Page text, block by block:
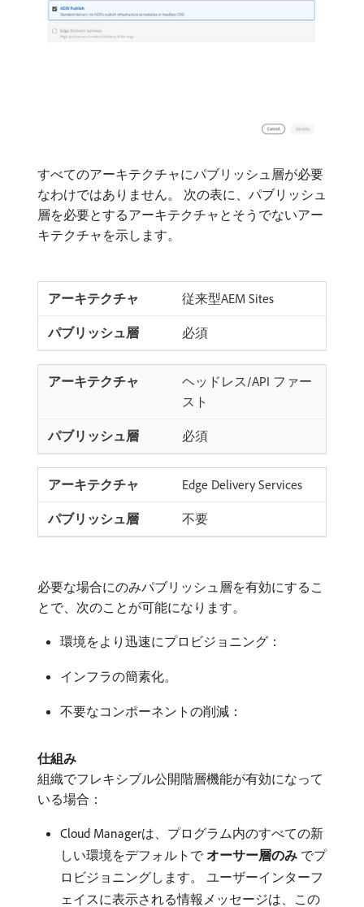
すべてのアーキテクチャにパブリッシュ層が必要
なわけではありません。 次の表に、パブリッシュ
層を必要とするアーキテクチャとそうでないアー
キテクチャを示します。
従来型AEM Sites
必須
ヘッドレス/API ファー
スト
必須
Edge Delivery Services
不要
必要な場合にのみパブリッシュ層を有効にするこ
とで、次のことが可能になります。
環境をより迅速にプロビジョニング：
インフラの簡素化。
不要なコンポーネントの削減：
仕組み
組織でフレキシブル公開階層機能が有効になって
いる場合：
Cloud Managerは、プログラム内のすべての新
しい環境をデフォルトで​ オーサー層のみ ​でプ
ロビジョニングします。 ユーザーインターフ
ェイスに表示される情報メッセージは、この